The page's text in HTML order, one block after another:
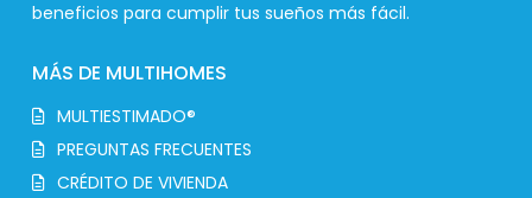
beneficios para cumplir tus sueños más fácil.
MÁS DE MULTIHOMES
MULTIESTIMADO®
PREGUNTAS FRECUENTES
CRÉDITO DE VIVIENDA